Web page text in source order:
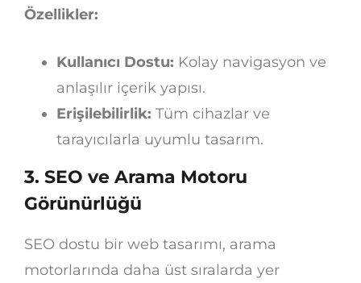
Özellikler:
Kullanıcı Dostu: Kolay navigasyon ve
anlaşılır içerik yapısı.
Erişilebilirlik: Tüm cihazlar ve
tarayıcılarla uyumlu tasarım.
3. SEO ve Arama Motoru
Görünürlüğü
SEO dostu bir web tasarımı, arama
motorlarında daha üst sıralarda yer